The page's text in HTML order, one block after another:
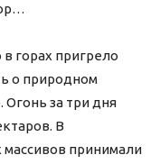
горах пригрело
о природном
Огонь за три дня
В
принимали